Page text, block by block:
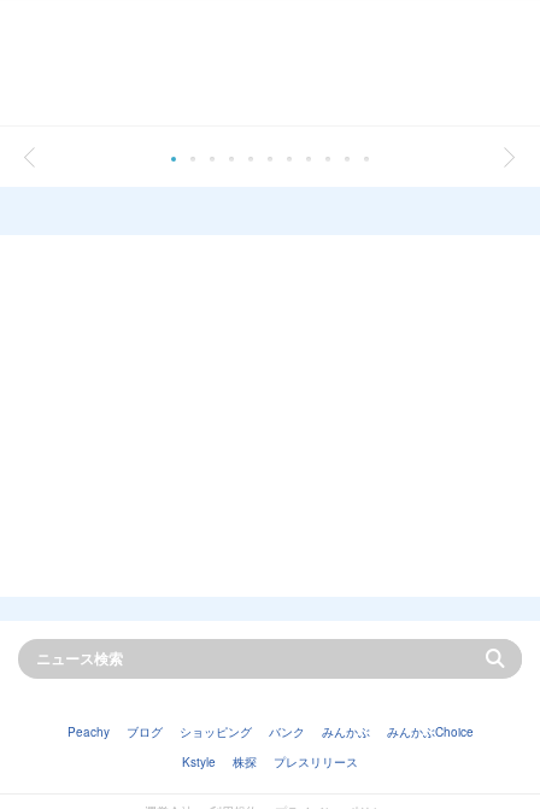
Peachy ブログ ショッピング バンク みんかぶ
みんかぶChoice
Kstyle
株探 プレスリリース